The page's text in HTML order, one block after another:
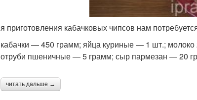
я приготовления кабачковых чипсов нам
кабачки — 450 грамм; яйца куриные — 1 шт.;
отруби пшеничные — 5 грамм; сыр пармезан — 20
читать дальше →